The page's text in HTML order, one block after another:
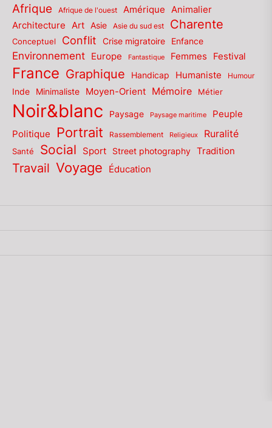
Afrique Afrique de l'ouest Amérique Animalier
Architecture
Art Asie Asie du sud est Charente
Conceptuel Conflit Crise migratoire Enfance
Environnement Europe Fantastique Femmes Festival
France Graphique Handicap Humaniste Humour
Inde Minimaliste Moyen-Orient Mémoire Métier
Noir&blanc Paysage Paysage maritime Peuple
Politique Portrait Rassemblement Religieux Ruralité
Santé Social Sport Street photography Tradition
Travail Voyage Éducation